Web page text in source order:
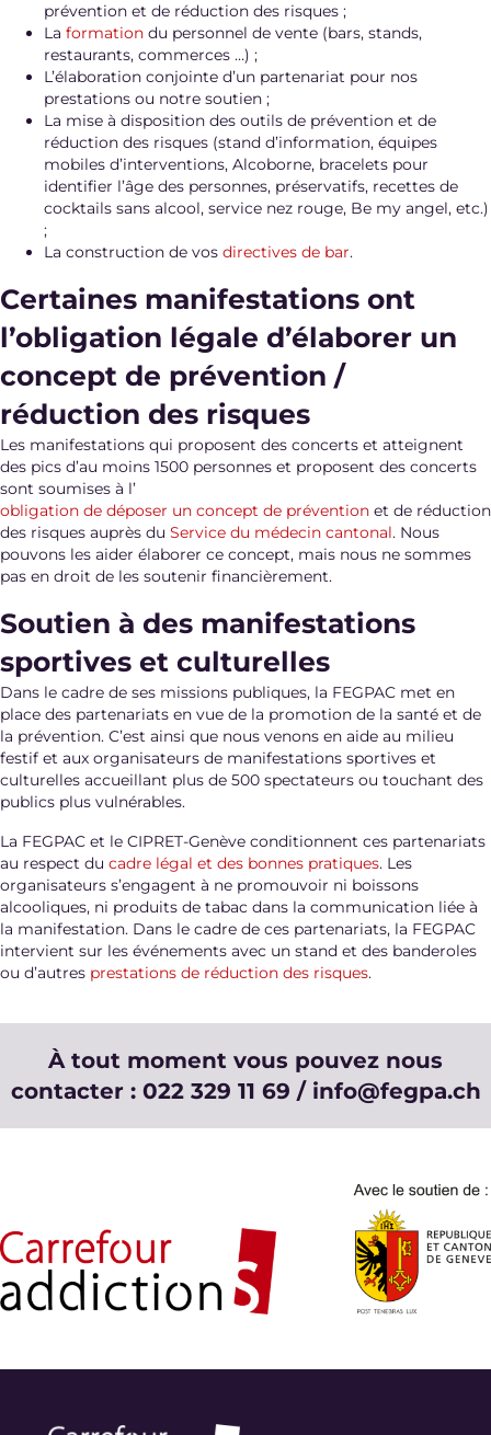
prévention et de réduction des risques ;
La formation du personnel de vente (bars, stands,
restaurants, commerces …) ;
L’élaboration conjointe d’un partenariat pour nos
prestations ou notre soutien ;
La mise à disposition des outils de prévention et de
réduction des risques (stand d’information, équipes
mobiles d’interventions, Alcoborne, bracelets pour
identifier l’âge des personnes, préservatifs, recettes de
cocktails sans alcool, service nez rouge, Be my angel, etc.)
;
La construction de vos directives de bar.
Certaines manifestations ont
l’obligation légale d’élaborer un
concept de prévention /
réduction des risques
Les manifestations qui proposent des concerts et atteignent
des pics d’au moins 1500 personnes et proposent des concerts
sont soumises à l’
obligation de déposer un concept de prévention et de réduction
des risques auprès du Service du médecin cantonal. Nous
pouvons les aider élaborer ce concept, mais nous ne sommes
pas en droit de les soutenir financièrement.
Soutien à des manifestations
sportives et culturelles
Dans le cadre de ses missions publiques, la FEGPAC met en
place des partenariats en vue de la promotion de la santé et de
la prévention. C’est ainsi que nous venons en aide au milieu
festif et aux organisateurs de manifestations sportives et
culturelles accueillant plus de 500 spectateurs ou touchant des
publics plus vulnérables.
La FEGPAC et le CIPRET-Genève conditionnent ces partenariats
au respect du cadre légal et des bonnes pratiques. Les
organisateurs s’engagent à ne promouvoir ni boissons
alcooliques, ni produits de tabac dans la communication liée à
la manifestation. Dans le cadre de ces partenariats, la FEGPAC
intervient sur les événements avec un stand et des banderoles
ou d’autres prestations de réduction des risques.
À tout moment vous pouvez nous
contacter : 022 329 11 69 / info@fegpa.ch